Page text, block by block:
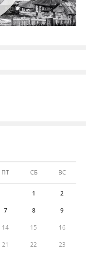
ПТ СБ ВС
1 2
7 8 9
14 15 16
21 22 23